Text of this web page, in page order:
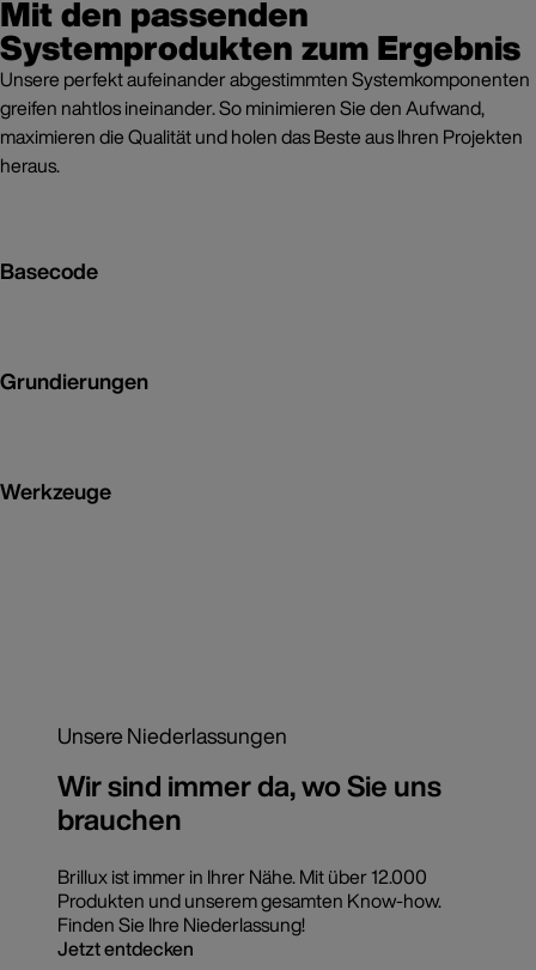
Mit den passenden
Systemprodukten zum Ergebnis
Unsere perfekt aufeinander abgestimmten Systemkomponenten
greifen nahtlos ineinander. So minimieren Sie den Aufwand,
maximieren die Qualität und holen das Beste aus Ihren Projekten
heraus.
Basecode
Grundierungen
Werkzeuge
Unsere Niederlassungen
Wir sind immer da, wo Sie uns
brauchen
Brillux ist immer in Ihrer Nähe. Mit über 12.000
Produkten und unserem gesamten Know-how.
Finden Sie Ihre Niederlassung!
Jetzt entdecken